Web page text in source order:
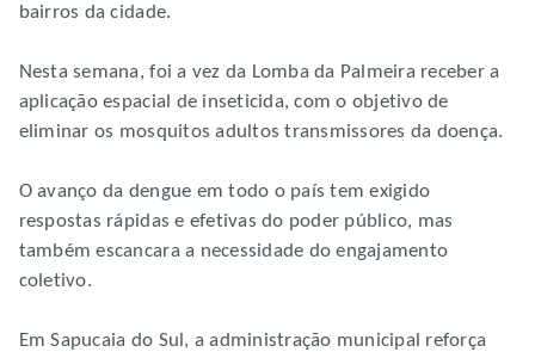
bairros da cidade.
Nesta semana, foi a vez da Lomba da Palmeira receber a
aplicação espacial de inseticida, com o objetivo de
eliminar os mosquitos adultos transmissores da doença.
O avanço da dengue em todo o país tem exigido
respostas rápidas e efetivas do poder público, mas
também escancara a necessidade do engajamento
coletivo.
Em Sapucaia do Sul, a administração municipal reforça